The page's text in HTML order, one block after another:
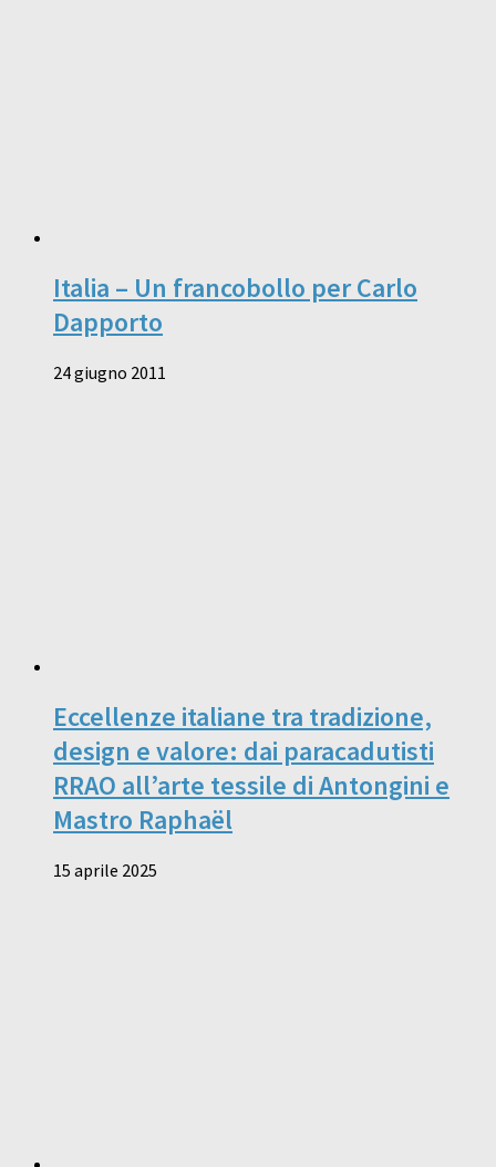
Italia – Un francobollo per Carlo
Dapporto
24 giugno 2011
Eccellenze italiane tra tradizione,
design e valore: dai paracadutisti
RRAO all’arte tessile di Antongini e
Mastro Raphaël
15 aprile 2025